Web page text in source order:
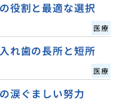
役割と最適な選択
医療
れ歯の長所と短所
医療
涙ぐましい努力